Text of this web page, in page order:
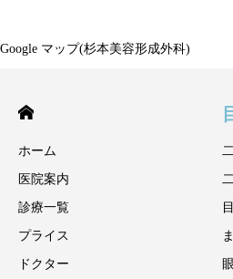
Google マップ(杉本美容形成外科)
ホーム
医院案内
診療一覧
プライス
ドクター